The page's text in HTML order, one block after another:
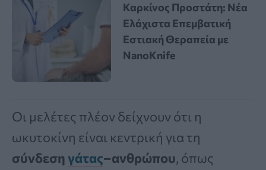
Καρκίνος Προστάτη: Νέα
Ελάχιστα Επεμβατική
Εστιακή Θεραπεία με
NanoKnife
Οι μελέτες πλέον δείχνουν ότι η
ωκυτοκίνη είναι κεντρική για τη
σύνδεσηγάτας–ανθρώπου, όπως